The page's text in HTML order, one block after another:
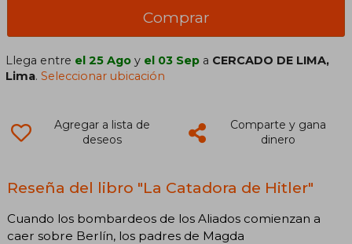
Comprar
Llega entre el 25 Ago y el 03 Sep a CERCADO DE LIMA,
Lima.Seleccionar ubicación
Agregar a lista de
deseos
Comparte y gana
dinero
Reseña del libro "La Catadora de Hitler"
Cuando los bombardeos de los Aliados comienzan a
caer sobre Berlín, los padres de Magda